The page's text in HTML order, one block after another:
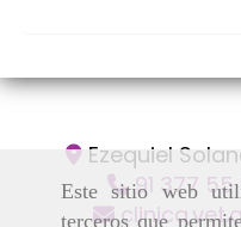
Este sitio web
terceros que
Ezequiel
91 377 55